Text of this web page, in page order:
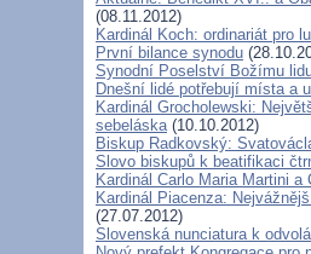
(08.11.2012)
Kardinál Koch: ordinariát pro
První bilance synodu
Synodní Poselství Božímu
Dnešní lidé potřebují místa a
Kardinál Grocholewski:
sebeláska(10.10.2012)
Biskup Radkovský:
Slovo biskupů k beatifikaci
Kardinál Carlo Maria Martini
Kardinál Piacenza:
(27.07.2012)
Slovenská nunciatura k